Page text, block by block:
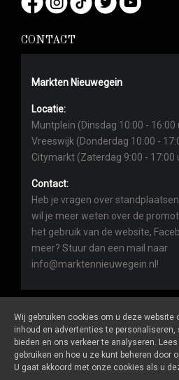
CONTACT
Markten Nieuwegein
Locatie:
Muntplein (Dinsdag 10:00 - 16:00
Vreeswijk (Donderdag 10:00 -
Citymarkt (Zaterdag 9:00 - 17:00
Contact:
Heb je vragen over
wil je meer weten over de
het gebruik van de website,
meer? Stuur dan een mail naar
info@marktennieuwegein.nl!
Marktennieuwegein.nlis een
ALGEMENE
Wij gebruiken cookies om u deze website
inhoud en advertenties te
bieden en ons verkeer te analyseren.
gebruiken en hoe u ze kunt beheren door
U gaat akkoord met onze cookies als u